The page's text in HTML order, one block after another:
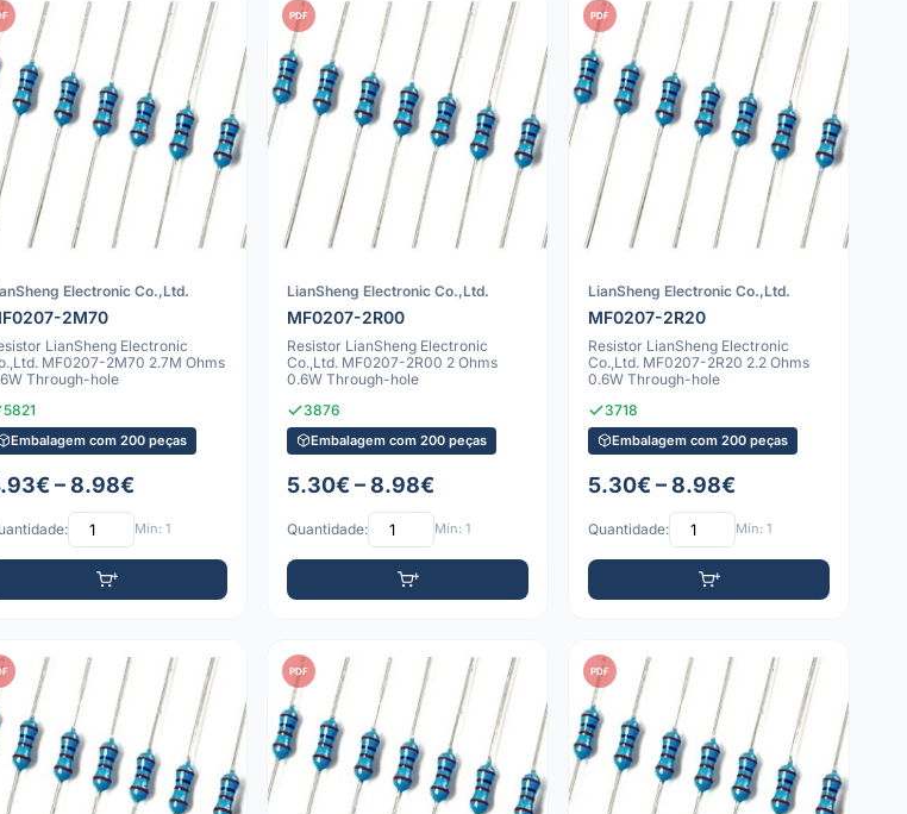
Electronic Co.,Ltd.
2M70
LianSheng Electronic
MF0207-2M70 2.7M Ohms
Through-hole
5821
Embalagem com 200 peças
– 8.98€
Mín: 1
PDF
LianSheng Electronic Co.,Ltd.
MF0207-2R00
Resistor LianSheng Electronic
Co.,Ltd. MF0207-2R00 2 Ohms
0.6W Through-hole
3876
Embalagem com 200 peças
5.30€ – 8.98€
Quantidade: Mín: 1
PDF
LianSheng Electronic Co.,Ltd.
MF0207-2R20
Resistor LianSheng Electronic
Co.,Ltd. MF0207-2R20 2.2 Ohms
0.6W Through-hole
3718
Embalagem com 200 peças
5.30€ – 8.98€
Quantidade: Mín: 1
PDF PDF